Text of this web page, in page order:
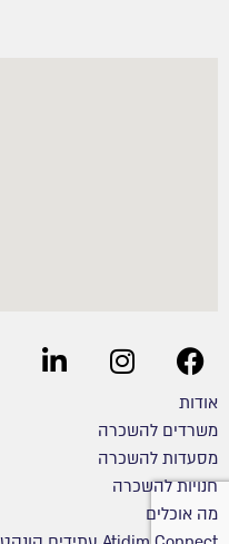
אודות
משרדים להשכרה
מסעדות להשכרה
חנויות להשכרה
מה אוכלים